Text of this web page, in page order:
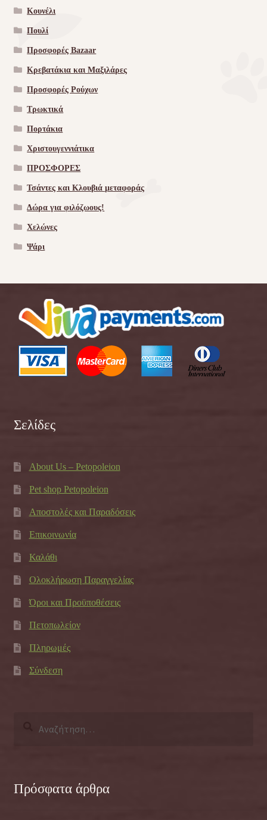
Κουνέλι
Πουλί
Προσφορές Bazaar
Κρεβατάκια και Μαξιλάρες
Προσφορές Ρούχων
Τρωκτικά
Πορτάκια
Χριστουγεννιάτικα
ΠΡΟΣΦΟΡΕΣ
Τσάντες και Κλουβιά μεταφοράς
Δώρα για φιλόζωους!
Χελώνες
Ψάρι
Σελίδες
About Us – Petopoleion
Pet shop Petopoleion
Αποστολές και Παραδόσεις
Επικοινωνία
Καλάθι
Ολοκλήρωση Παραγγελίας
Όροι και Προϋποθέσεις
Πετοπωλείον
Πληρωμές
Σύνδεση
Πρόσφατα άρθρα